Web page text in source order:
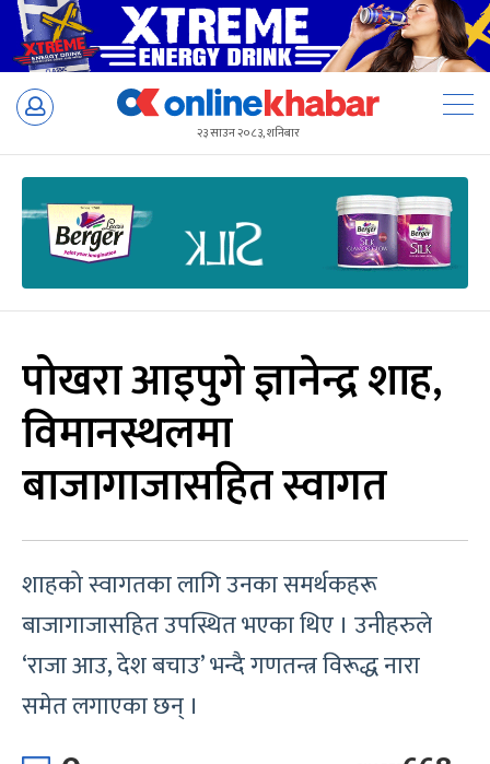
Skip
२३ साउन २०८३, शनिबार
पोखरा आइपुगे ज्ञानेन्द्र शाह,
विमानस्थलमा
बाजागाजासहित स्वागत
शाहको स्वागतका लागि उनका समर्थकहरू
बाजागाजासहित उपस्थित भएका थिए । उनीहरुले
‘राजा आउ, देश बचाउ’ भन्दै गणतन्त्र विरूद्ध नारा
समेत लगाएका छन् ।